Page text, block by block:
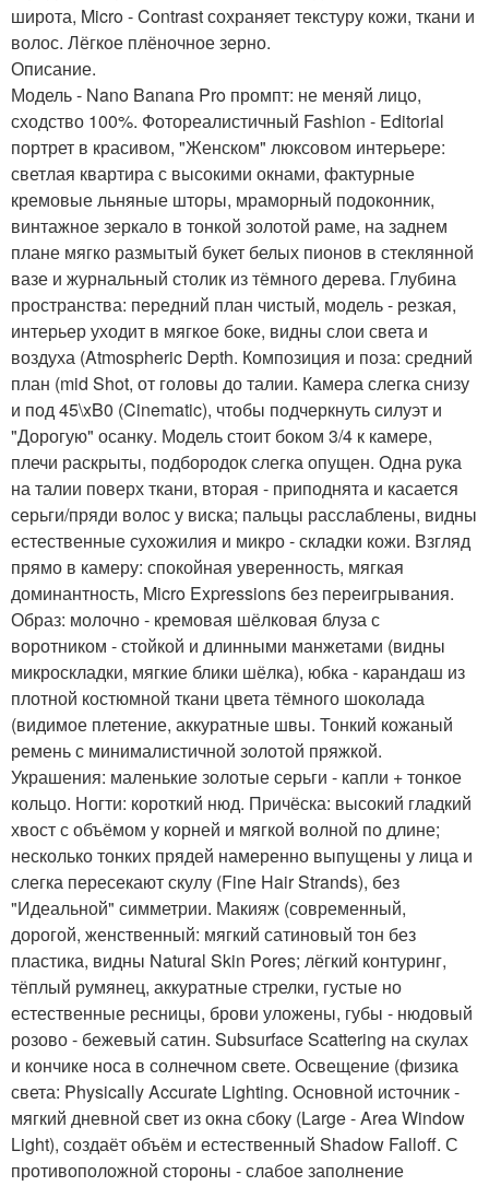
широта, Micro - Contrast сохраняет текстуру кожи, ткани и
волос. Лёгкое плёночное зерно.
Описание.
Модель - Nano Banana Pro промпт: не меняй лицо,
сходство 100%. Фотореалистичный Fashion - Editorial
портрет в красивом, "Женском" люксовом интерьере:
светлая квартира с высокими окнами, фактурные
кремовые льняные шторы, мраморный подоконник,
винтажное зеркало в тонкой золотой раме, на заднем
плане мягко размытый букет белых пионов в стеклянной
вазе и журнальный столик из тёмного дерева. Глубина
пространства: передний план чистый, модель - резкая,
интерьер уходит в мягкое боке, видны слои света и
воздуха (Atmospheric Depth. Композиция и поза: средний
план (mid Shot, от головы до талии. Камера слегка снизу
и под 45\xB0 (Cinematic), чтобы подчеркнуть силуэт и
"Дорогую" осанку. Модель стоит боком 3/4 к камере,
плечи раскрыты, подбородок слегка опущен. Одна рука
на талии поверх ткани, вторая - приподнята и касается
серьги/пряди волос у виска; пальцы расслаблены, видны
естественные сухожилия и микро - складки кожи. Взгляд
прямо в камеру: спокойная уверенность, мягкая
доминантность, Micro Expressions без переигрывания.
Образ: молочно - кремовая шёлковая блуза с
воротником - стойкой и длинными манжетами (видны
микроскладки, мягкие блики шёлка), юбка - карандаш из
плотной костюмной ткани цвета тёмного шоколада
(видимое плетение, аккуратные швы. Тонкий кожаный
ремень с минималистичной золотой пряжкой.
Украшения: маленькие золотые серьги - капли + тонкое
кольцо. Ногти: короткий нюд. Причёска: высокий гладкий
хвост с объёмом у корней и мягкой волной по длине;
несколько тонких прядей намеренно выпущены у лица и
слегка пересекают скулу (Fine Hair Strands), без
"Идеальной" симметрии. Макияж (современный,
дорогой, женственный: мягкий сатиновый тон без
пластика, видны Natural Skin Pores; лёгкий контуринг,
тёплый румянец, аккуратные стрелки, густые но
естественные ресницы, брови уложены, губы - нюдовый
розово - бежевый сатин. Subsurface Scattering на скулах
и кончике носа в солнечном свете. Освещение (физика
света: Physically Accurate Lighting. Основной источник -
мягкий дневной свет из окна сбоку (Large - Area Window
Light), создаёт объём и естественный Shadow Falloff. С
противоположной стороны - слабое заполнение